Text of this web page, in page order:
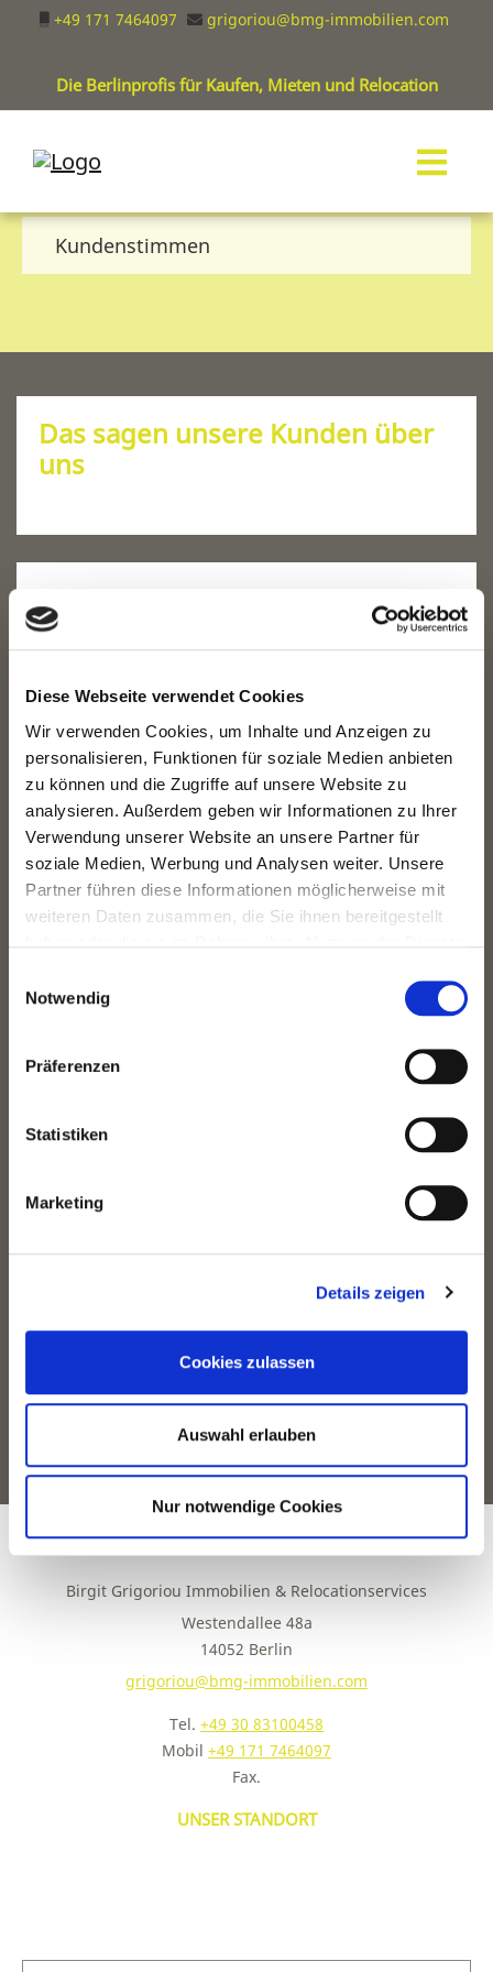
Diese Webseite verwendet Cookies
Wir verwenden Cookies, um Inhalte und Anzeigen zu
personalisieren, Funktionen für soziale Medien anbieten
zu können und die Zugriffe auf unsere Website zu
analysieren. Außerdem geben wir Informationen zu Ihrer
Verwendung unserer Website an unsere Partner für
soziale Medien, Werbung und Analysen weiter. Unsere
Partner führen diese Informationen möglicherweise mit
weiteren Daten zusammen, die Sie ihnen bereitgestellt
Notwendig
Präferenzen
Statistiken
Marketing
Details zeigen
Cookies zulassen
Auswahl erlauben
Nur notwendige Cookies
+49 171 7464097 grigoriou@bmg-immobilien.com
Die Berlinprofis für Kaufen, Mieten und Relocation
Kundenstimmen
Das sagen unsere Kunden über
uns
IHR SCHNELLER KONTAKT ZU UNS
+49 30 83100458
IMMOBILIENSUCHE
Wo:Ort
Was:Wohnung, Haus ...
Zimmer ab:
TEST-NEWS
Dies ist nur eine Test-News....Weiterlesen...
KONTAKT
Birgit Grigoriou Immobilien & Relocationservices
Westendallee 48a
14052 Berlin
grigoriou@bmg-immobilien.com
Tel. +49 30 83100458
Mobil +49 171 7464097
Fax.
UNSER STANDORT